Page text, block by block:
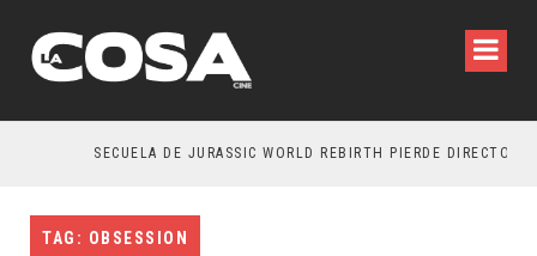
SECUELA DE JURASSIC WORLD REBIRTH PIERDE DIRECTOR
TAG: OBSESSION